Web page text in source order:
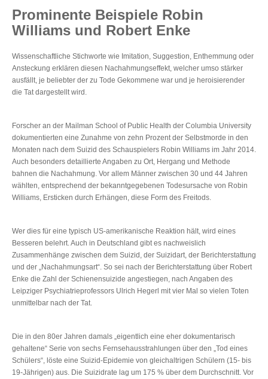
Prominente Beispiele Robin
Williams und Robert Enke
Wissenschaftliche Stichworte wie Imitation, Suggestion, Enthemmung oder
Ansteckung erklären diesen Nachahmungseffekt, welcher umso stärker
ausfällt, je beliebter der zu Tode Gekommene war und je heroisierender
die Tat dargestellt wird.
Forscher an der Mailman School of Public Health der Columbia University
dokumentierten eine Zunahme von zehn Prozent der Selbstmorde in den
Monaten nach dem Suizid des Schauspielers Robin Williams im Jahr 2014.
Auch besonders detaillierte Angaben zu Ort, Hergang und Methode
bahnen die Nachahmung. Vor allem Männer zwischen 30 und 44 Jahren
wählten, entsprechend der bekanntgegebenen Todesursache von Robin
Williams, Ersticken durch Erhängen, diese Form des Freitods.
Wer dies für eine typisch US-amerikanische Reaktion hält, wird eines
Besseren belehrt. Auch in Deutschland gibt es nachweislich
Zusammenhänge zwischen dem Suizid, der Suizidart, der Berichterstattung
und der „Nachahmungsart“. So sei nach der Berichterstattung über Robert
Enke die Zahl der Schienensuizide angestiegen, nach Angaben des
Leipziger Psychiatrieprofessors Ulrich Hegerl mit vier Mal so vielen Toten
unmittelbar nach der Tat.
Die in den 80er Jahren damals „eigentlich eine eher dokumentarisch
gehaltene“ Serie von sechs Fernsehausstrahlungen über den „Tod eines
Schülers“, löste eine Suizid-Epidemie von gleichaltrigen Schülern (15- bis
19-Jährigen) aus. Die Suizidrate lag um 175 % über dem Durchschnitt. Vor